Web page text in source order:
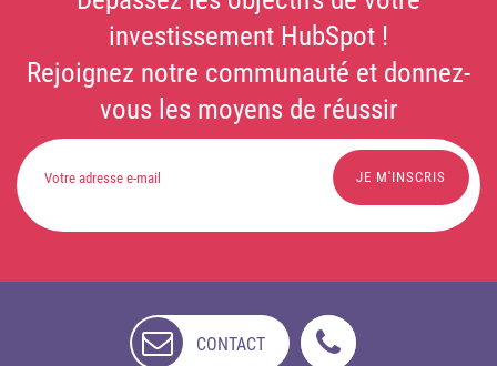
investissement HubSpot !
Rejoignez notre communauté et donnez-
vous les moyens de réussir
CONTACT